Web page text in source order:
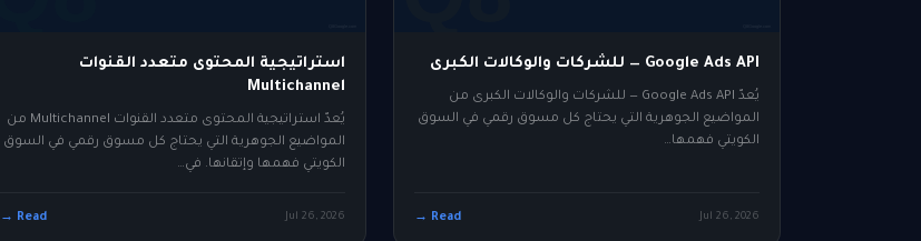
Google Ads API — للشركات والوكالات الكبرى
يُعدّ Google Ads API — للشركات والوكالات الكبرى من
المواضيع الجوهرية التي يحتاج كل مسوق رقمي في السوق
الكويتي فهمها…
Jul 26, 2026
Read →
استراتيجية المحتوى متعدد القنوات
Multichannel
يُعدّ استراتيجية المحتوى متعدد القنوات Multichannel من
المواضيع الجوهرية التي يحتاج كل مسوق رقمي في السوق
الكويتي فهمها وإتقانها. في…
Jul 26, 2026
Read →